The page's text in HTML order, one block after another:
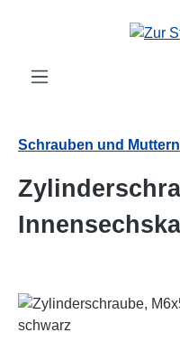
Zum Hauptinhalt springen
Schrauben und Muttern
Bildergalerie